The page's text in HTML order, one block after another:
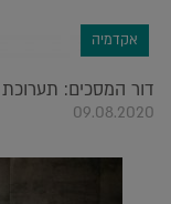
אקדמיה
דור המסכים:
09.08.2020